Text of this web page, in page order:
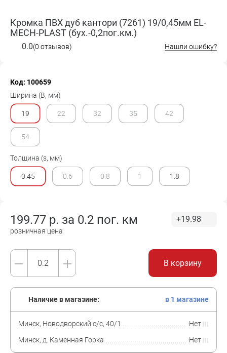
Кромка ПВХ дуб кантори (7261) 19/0,45мм EL-
MECH-PLAST (бух.-0,2пог.км.)
0.0(0 отзывов) Нашли ошибку?
Код: 100659
Ширина (B, мм)
19 22 32 35 42
54
Толщина (s, мм)
0.45 0.6 0.8 1 1.8
199.77 р. за 0.2 пог. км
розничная цена
+19.98
В корзину
Наличие в магазине: в 1 магазине
Минск, Новодворский с/с, 40/1
Нет
Минск, д. Каменная Горка
Нет